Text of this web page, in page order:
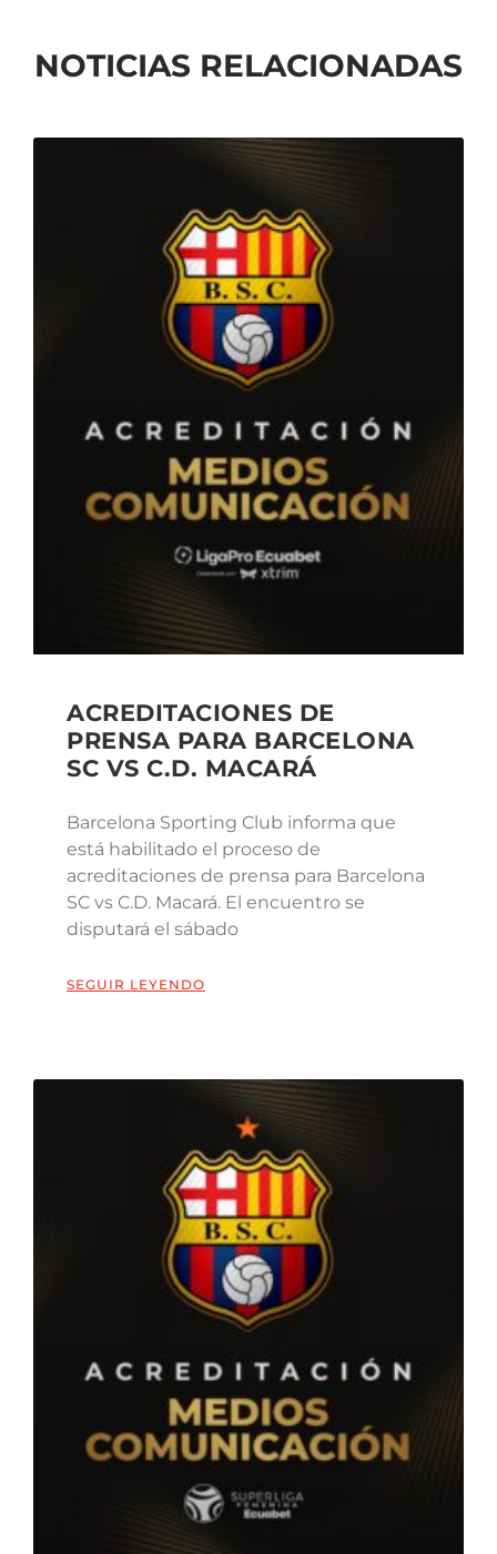
NOTICIAS RELACIONADAS
ACREDITACIONES DE
PRENSA PARA BARCELONA
SC VS C.D. MACARÁ
Barcelona Sporting Club informa que
está habilitado el proceso de
acreditaciones de prensa para Barcelona
SC vs C.D. Macará. El encuentro se
disputará el sábado
SEGUIR LEYENDO